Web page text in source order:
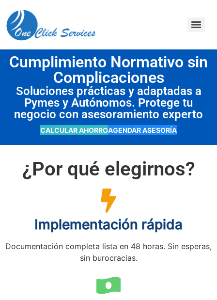
Cumplimiento Normativo sin
Complicaciones
Soluciones prácticas y adaptadas a
Pymes y Autónomos. Protege tu
negocio con asesoramiento experto
CALCULAR AHORROAGENDAR ASESORÍA
¿Por qué elegirnos?
Implementación rápida
Documentación completa lista en 48 horas. Sin esperas,
sin burocracias.